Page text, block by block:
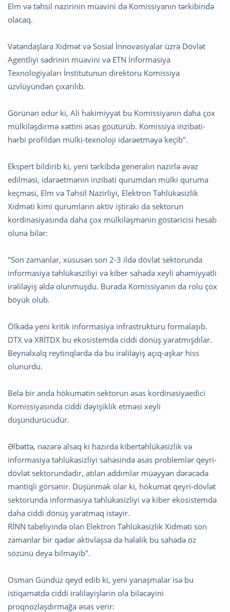
Elm və təhsil nazirinin müavini də Komissiyanın tərkibində
olacaq.
Vətəndaşlara Xidmət və Sosial İnnovasiyalar üzrə Dövlət
Agentliyi sədrinin müavini və ETN İnformasiya
Texnologiyaları İnstitutunun direktoru Komissiya
üzvlüyündən çıxarılıb.
Görünən odur ki, Ali hakimiyyət bu Komissiyanın daha çox
mülkiləşdirmə xəttini əsas göütürüb. Komissiya inzibati-
hərbi profildən mülki-texnoloji idarəetməyə keçib".
Ekspert bildirib ki, yeni tərkibdə generalın nazirlə əvəz
edilməsi, idarəetmənin inzibati qurumdan mülki quruma
keçməsi, Elm və Təhsil Nazirliyi, Elektron Təhlükəsizlik
Xidməti kimi qurumların aktiv iştirakı da sektorun
kordinasiyasında daha çox mülkiləşmənin göstəricisi hesab
oluna bilər:
"Son zamanlar, xüsusən son 2-3 ildə dövlət sektorunda
informasiya təhlükəsziliyi və kiber sahədə xeyli əhəmiyyətli
irəliləyiş əldə olunmuşdu. Burada Komissiyanın da rolu çox
böyük olub.
Ölkədə yeni kritik informasiya infrastrukturu formalaşıb.
DTX və XRİTDX bu ekosistemdə ciddi dönüş yaratmışdılar.
Beynəlxalq reytinqlərdə də bu irəliləyiş açıq-aşkar hiss
olunurdu.
Belə bir anda hökumətin sektorun əsas kordinasiyaedici
Komissiyasında ciddi dəyişiklik etməsi xeyli
düşündürücüdür.
Əlbəttə, nəzərə alsaq ki hazırda kibertəhlükəsizlik və
informasiya təhlükəsizliyi sahəsində əsas problemlər qeyri-
dövlət sektorundadır, atılan addımlar müəyyən dərəcədə
məntiqli görsənir. Düşünmək olar ki, hökumət qeyri-dövlət
sektorunda informasiya təhlükəsizliyi və kiber ekosistemdə
daha ciddi dönüş yaratmaq istəyir.
RİNN tabeliyində olan Elektron Təhlükəsizlik Xidməti son
zamanlar bir qədər aktivləşsə də hələlik bu sahədə öz
sözünü deyə bilməyib".
Osman Gündüz qeyd edib ki, yeni yanaşmalar isə bu
istiqamətdə ciddi irəliləyişlərin ola biləcəyini
proqnozlaşdırmağa əsas verir: